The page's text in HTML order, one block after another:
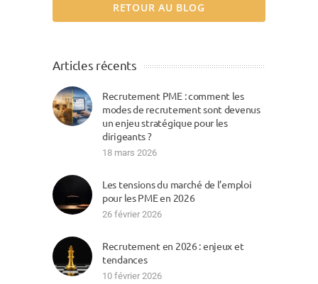
RETOUR AU BLOG
Articles récents
Recrutement PME : comment les
modes de recrutement sont devenus
un enjeu stratégique pour les
dirigeants ?
18 mars 2026
Les tensions du marché de l’emploi
pour les PME en 2026
26 février 2026
Recrutement en 2026 : enjeux et
tendances
10 février 2026